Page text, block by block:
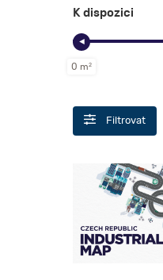
K dispozici
◄
0 m2
Filtrovat